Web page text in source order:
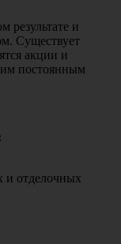
результате и
Существует
акции и
постоянным
и отделочных